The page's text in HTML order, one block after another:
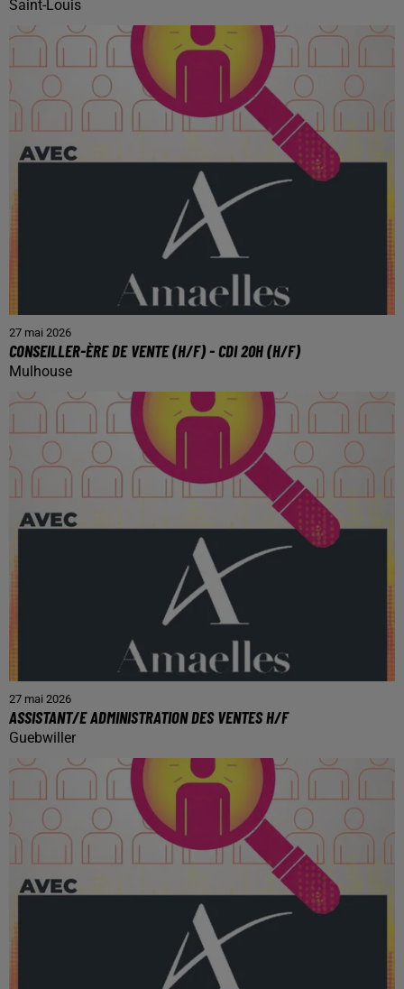
Saint-Louis
27 mai 2026
CONSEILLER-ÈRE DE VENTE (H/F) - CDI 20H (H/F)
Mulhouse
27 mai 2026
ASSISTANT/E ADMINISTRATION DES VENTES H/F
Guebwiller